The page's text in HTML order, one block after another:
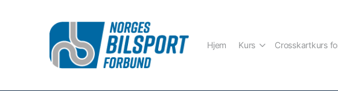
Hjem Kurs Crosskartkurs